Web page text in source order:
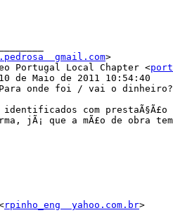
gmail.com>
Portugal Local Chapter <
de Maio de 2011 10:54:40
onde foi / vai o
com
jÃ¡ que a mÃ£o de obra
rpinho_eng  yahoo.com.br>